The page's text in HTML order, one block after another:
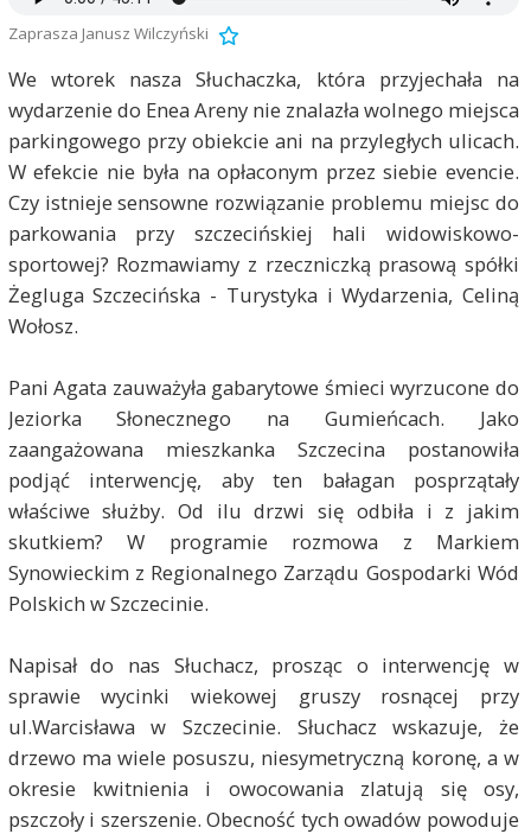
Zaprasza Janusz Wilczyński
We wtorek nasza Słuchaczka, która przyjechała na
wydarzenie do Enea Areny nie znalazła wolnego miejsca
parkingowego przy obiekcie ani na przyległych ulicach.
W efekcie nie była na opłaconym przez siebie evencie.
Czy istnieje sensowne rozwiązanie problemu miejsc do
parkowania przy szczecińskiej hali widowiskowo-
sportowej? Rozmawiamy z rzeczniczką prasową spółki
Żegluga Szczecińska - Turystyka i Wydarzenia, Celiną
Wołosz.
Pani Agata zauważyła gabarytowe śmieci wyrzucone do
Jeziorka Słonecznego na Gumieńcach. Jako
zaangażowana mieszkanka Szczecina postanowiła
podjąć interwencję, aby ten bałagan posprzątały
właściwe służby. Od ilu drzwi się odbiła i z jakim
skutkiem? W programie rozmowa z Markiem
Synowieckim z Regionalnego Zarządu Gospodarki Wód
Polskich w Szczecinie.
Napisał do nas Słuchacz, prosząc o interwencję w
sprawie wycinki wiekowej gruszy rosnącej przy
ul.Warcisława w Szczecinie. Słuchacz wskazuje, że
drzewo ma wiele posuszu, niesymetryczną koronę, a w
okresie kwitnienia i owocowania zlatują się osy,
pszczoły i szerszenie. Obecność tych owadów powoduje